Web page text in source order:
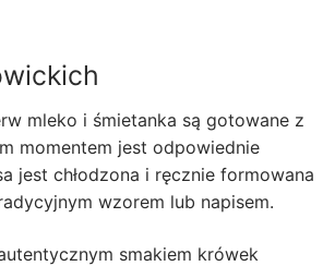
mleko i śmietanka są gotowane z
momentem jest odpowiednie
jest chłodzona i ręcznie formowana
wzorem lub napisem.
smakiem krówek